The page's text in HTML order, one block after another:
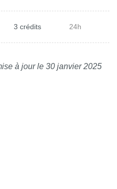
3 crédits 24h
à jour le 30 janvier 2025